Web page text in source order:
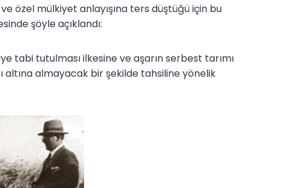
özel mülkiyet anlayışına ters düştüğü için bu
şöyle açıklandı:
tabi tutulması ilkesine ve aşarın serbest tarımı
altına almayacak bir şekilde tahsiline yönelik